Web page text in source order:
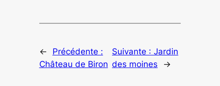
←
Précédente :
Château de Biron
Suivante :Jardin
des moines
→